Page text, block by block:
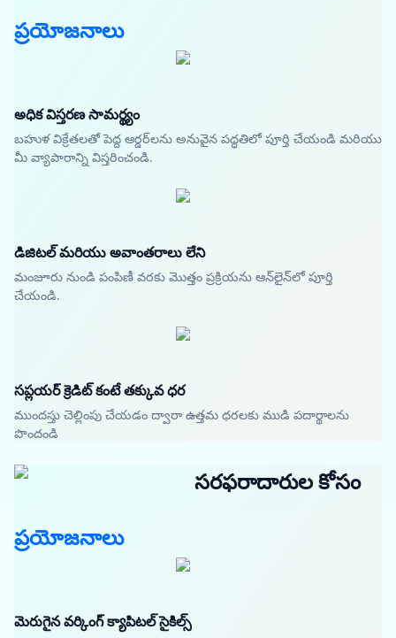
ప్రయోజనాలు
అధిక విస్తరణ సామర్థ్యం
బహుళ విక్రేతలతో పెద్ద ఆర్డర్‌లను అనువైన పద్ధతిలో పూర్తి చేయండి మరియు
మీ వ్యాపారాన్ని విస్తరించండి.
డిజిటల్ మరియు అవాంతరాలు లేని
మంజూరు నుండి పంపిణీ వరకు మొత్తం ప్రక్రియను ఆన్‌లైన్‌లో పూర్తి
చేయండి.
సప్లయర్ క్రెడిట్ కంటే తక్కువ ధర
ముందస్తు చెల్లింపు చేయడం ద్వారా ఉత్తమ ధరలకు ముడి పదార్థాలను
పొందండి
సరఫరాదారుల కోసం
ప్రయోజనాలు
మెరుగైన వర్కింగ్ క్యాపిటల్ సైకిల్స్